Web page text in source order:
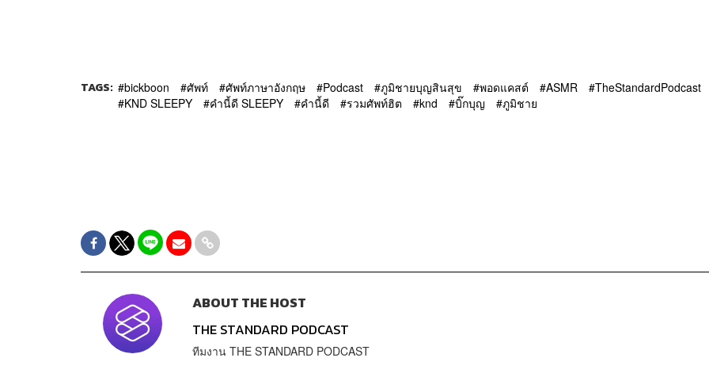
TAGS: bickboon ศัพท์ ศัพท์ภาษาอังกฤษ Podcast ภูมิชายบุญสินสุข พอดแคสต์ ASMR
TheStandardPodcast
KND SLEEPY
คำนี้ดี SLEEPY คำนี้ดี รวมศัพท์ฮิต knd บิ๊กบุญ ภูมิชาย
ABOUT THE HOST
THE STANDARD PODCAST
ทีมงาน THE STANDARD PODCAST